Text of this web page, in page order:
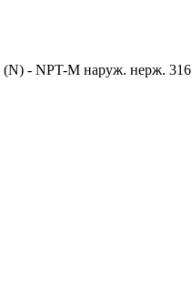
(N) - NPT-M наруж. нерж. 316